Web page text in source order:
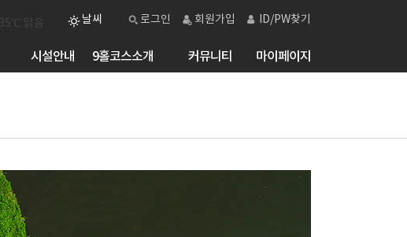
ID/PW찾기
회원가입
로그인
날씨
35℃ 맑음
시설안내 9홀코스소개 커뮤니티 마이페이지